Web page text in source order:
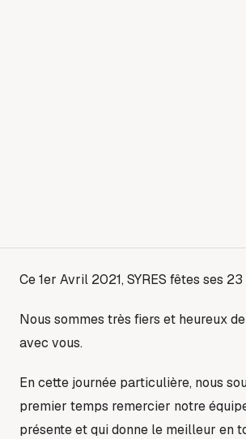
Ce 1er Avril 2021, SYRES fêtes ses 23
Nous sommes très fiers et heureux
avec vous.
En cette journée particulière, nous
premier temps remercier notre
présente et qui donne le meilleur en